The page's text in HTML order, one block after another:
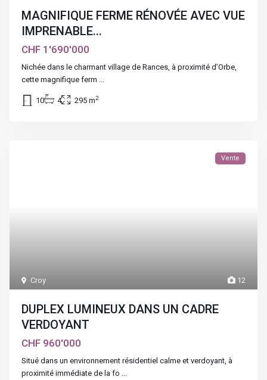
MAGNIFIQUE FERME RÉNOVÉE AVEC VUE
IMPRENABLE...
CHF 1'690'000
Nichée dans le charmant village de Rances, à proximité d’Orbe,
cette magnifique ferm ...
10 4 295 m2
12
Croy
Vente
DUPLEX LUMINEUX DANS UN CADRE
VERDOYANT
CHF 960'000
Situé dans un environnement résidentiel calme et verdoyant, à
proximité immédiate de la fo ...